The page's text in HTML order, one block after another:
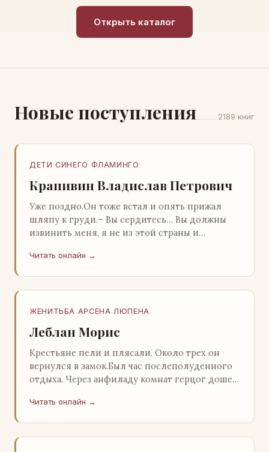
Открыть каталог
Новые поступления 2189 книг
ДЕТИ СИНЕГО ФЛАМИНГО
Крапивин Владислав Петрович
Уже поздно.Он тоже встал и опять прижал
шляпу к груди.– Вы сердитесь… Вы должны
извинить меня, я не из этой страны и
прошу: выс…
Читать онлайн →
ЖЕНИТЬБА АРСЕНА ЛЮПЕНА
Леблан Морис
Крестьяне пели и плясали. Около трех он
вернулся в замок.Был час послеполуденного
отдыха. Через анфиладу комнат герцог дошел
во…
Читать онлайн →